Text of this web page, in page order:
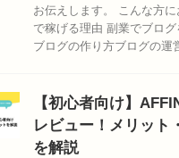
お伝えします。 こんな方
で稼げる理由 副業でブログ
ブログの作り方ブログの運
【初心者向け】
レビュー！メリット
を解説